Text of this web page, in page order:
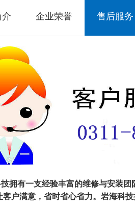
企业荣誉 售后服务
有一支经验丰富的维修与安装团
客户满意，省时省心省力。岩海科